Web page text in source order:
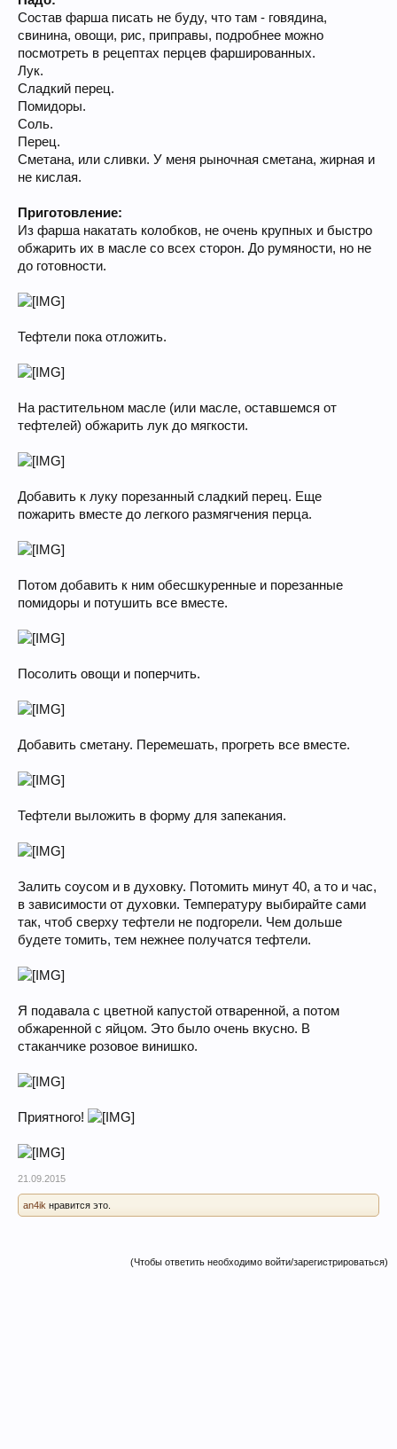
Состав фарша писать не буду, что там - говядина,
свинина, овощи, рис, приправы, подробнее можно
посмотреть в рецептах перцев фаршированных.
Лук.
Сладкий перец.
Помидоры.
Соль.
Перец.
Сметана, или сливки. У меня рыночная сметана, жирная и
не кислая.
Приготовление:
Из фарша накатать колобков, не очень крупных и быстро
обжарить их в масле со всех сторон. До румяности, но не
до готовности.
Тефтели пока отложить.
На растительном масле (или масле, оставшемся от
тефтелей) обжарить лук до мягкости.
Добавить к луку порезанный сладкий перец. Еще
пожарить вместе до легкого размягчения перца.
Потом добавить к ним обесшкуренные и порезанные
помидоры и потушить все вместе.
Посолить овощи и поперчить.
Добавить сметану. Перемешать, прогреть все вместе.
Тефтели выложить в форму для запекания.
Залить соусом и в духовку. Потомить минут 40, а то и час,
в зависимости от духовки. Температуру выбирайте сами
так, чтоб сверху тефтели не подгорели. Чем дольше
будете томить, тем нежнее получатся тефтели.
Я подавала с цветной капустой отваренной, а потом
обжаренной с яйцом. Это было очень вкусно. В
стаканчике розовое винишко.
Приятного!
21.09.2015
an4ik нравится это.
(Чтобы ответить необходимо войти/зарегистрироваться)